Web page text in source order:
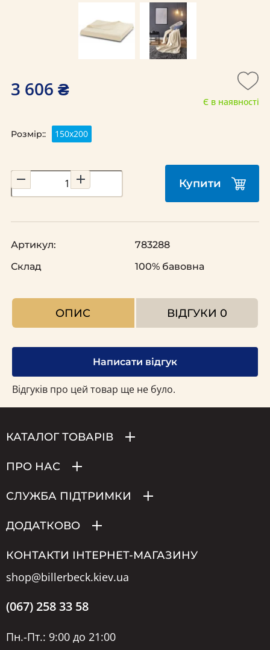
3 606 ₴
Є в наявності
Розмір:: 150х200
Купити
Артикул:
783288
Склад
100% бавовна
ОПИС ВІДГУКИ 0
Написати відгук
Відгуків про цей товар ще не було.
КАТАЛОГ ТОВАРІВ
ПРО НАС
СЛУЖБА ПІДТРИМКИ
ДОДАТКОВО
КОНТАКТИ ІНТЕРНЕТ-МАГАЗИНУ
shop@billerbeck.kiev.ua
(067) 258 33 58
Пн.-Пт.: 9:00 до 21:00